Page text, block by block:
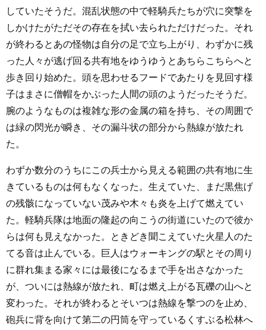
していたそうだ。混乱状態の中で軽騎兵たちが穴に突撃を
しかけたがただその存在を拭い去られただけだった。それ
が終わるとあの怪物は自分の足で立ち上がり、わずかに残
った人々が逃げ回る共有地をゆうゆうとあちらこちらへと
歩き回り始めた。頭を思わせるフードであたりを見回す様
子はまさに僧帽をかぶった人間の頭のようだったそうだ。
腕のようなものは複雑な形の金属の箱を持ち、その周囲で
は緑の閃光が瞬き、その漏斗状の部分から熱線が放たれ
た。
わずか数分のうちにこの兵士から見える範囲の共有地に生
きているものは何もなくなった。生えていた、まだ黒焦げ
の残骸になっていない茂みや木々も炎を上げて燃えてい
た。軽騎兵隊は地面の隆起の向こうの街道にいたので彼か
らは何も見えなかった。ときどき聞こえていた火星人のた
てる音は止んでいる。巨人はウォーキングの駅とその周り
に群れ集まる家々には最後になるまで手を出さなかった
が、ついには熱線が放たれ、町は燃え上がる瓦礫の山へと
変わった。それが終わるとそいつは熱線を撃つのを止め、
砲兵に背を向けて第二の円筒を守っているくすぶる松林へ